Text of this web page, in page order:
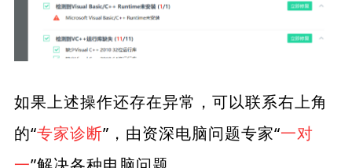
如果上述操作还存在异常，可以联系右上角
的“专家诊断”，由资深电脑问题专家“一对